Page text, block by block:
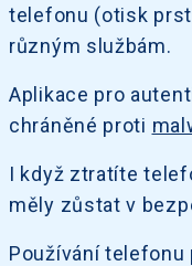
telefonu (otisk
různým službám.
Aplikace pro
chráněné proti
I když ztratíte
měly zůstat v
Používání telefonu